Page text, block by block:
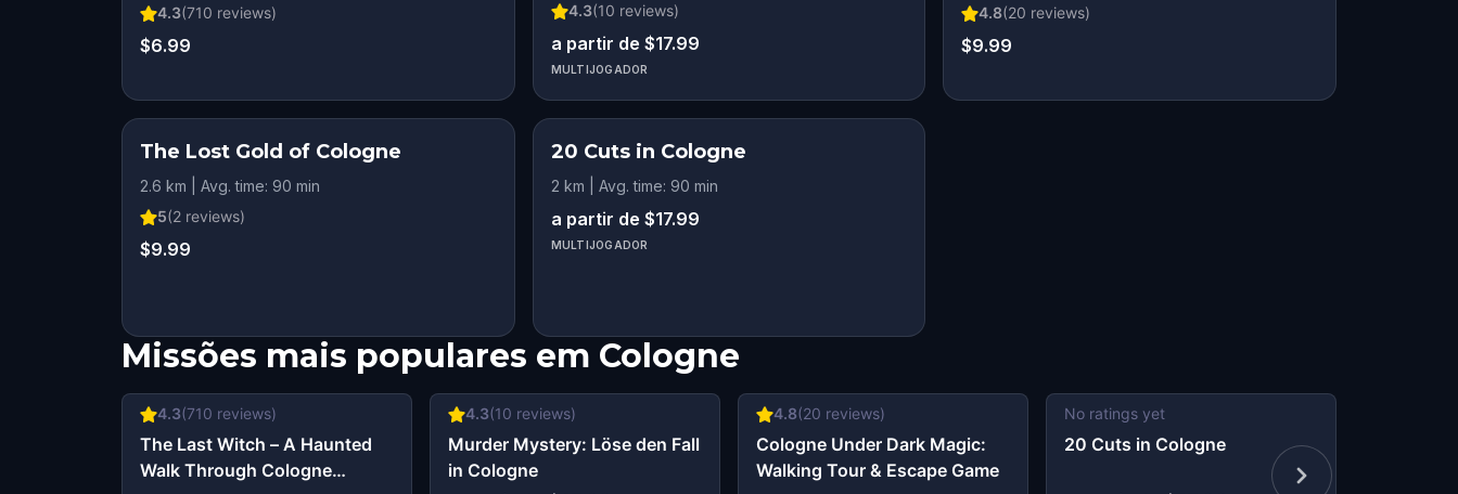
4.3(710 reviews)
$6.99
4.3(10 reviews)
a partir de $17.99
MULTIJOGADOR
4.8(20 reviews)
$9.99
The Lost Gold of Cologne
2.6 km | Avg. time: 90 min
5(2 reviews)
$9.99
20 Cuts in Cologne
2 km | Avg. time: 90 min
a partir de $17.99
MULTIJOGADOR
Missões mais populares em Cologne
4.3(710 reviews)
The Last Witch – A Haunted
Walk Through Cologne
4.3(10 reviews)
Murder Mystery: Löse den Fall
in Cologne
4.8(20 reviews)
Cologne Under Dark Magic:
Walking Tour & Escape Game
No ratings yet
20 Cuts in Cologne